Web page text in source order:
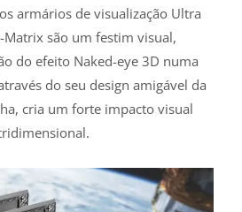
armários de visualização Ultra
Matrix são um festim visual,
do efeito Naked-eye 3D numa
do seu design amigável da
cria um forte impacto visual